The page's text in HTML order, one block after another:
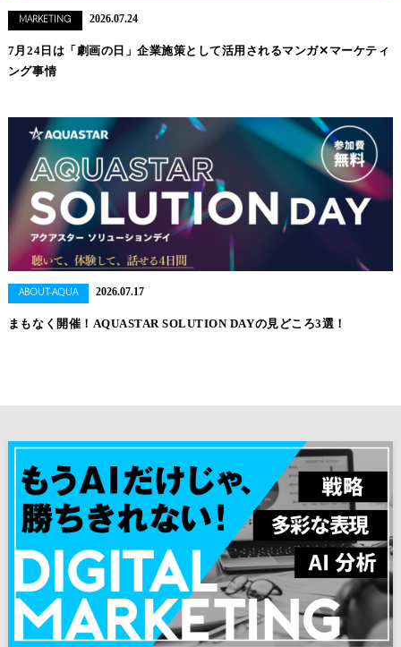
MARKETING 2026.07.24
7月24日は「劇画の日」企業施策として活用されるマンガ✕マーケティ
ング事情
ABOUT-AQUA 2026.07.17
まもなく開催！AQUASTAR SOLUTION DAYの見どころ3選！